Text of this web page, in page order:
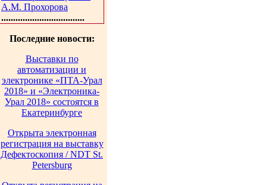
А.М. Прохорова
...................................
Последние новости:
Выставки по
автоматизации и
электронике «ПТА-Урал
2018» и «Электроника-
Урал 2018» состоятся в
Екатеринбурге
Открыта электронная
регистрация на выставку
Дефектоскопия / NDT St.
Petersburg